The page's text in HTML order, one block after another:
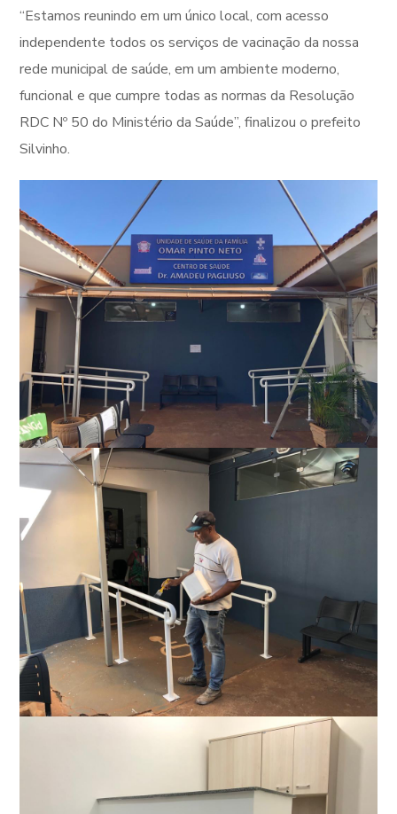
“Estamos reunindo em um único local, com acesso
independente todos os serviços de vacinação da nossa
rede municipal de saúde, em um ambiente moderno,
funcional e que cumpre todas as normas da Resolução
RDC Nº 50 do Ministério da Saúde”, finalizou o prefeito
Silvinho.